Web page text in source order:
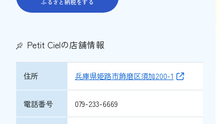
Petit Cielの店舗情報
住所 兵庫県姫路市飾磨区須加200-1
電話番号 079-233-6669